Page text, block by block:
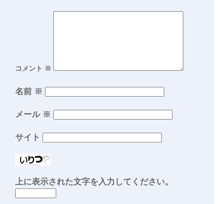
コメント ※
名前 ※
メール ※
サイト
上に表示された文字を入力してください。